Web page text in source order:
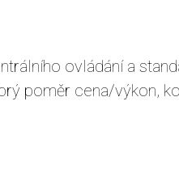
ovládání a
poměr cena/výkon,